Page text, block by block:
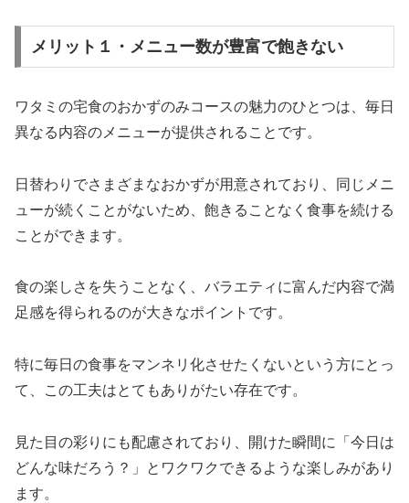
メリット１・メニュー数が豊富で飽きない
ワタミの宅食のおかずのみコースの魅力のひとつは、毎日
異なる内容のメニューが提供されることです。
日替わりでさまざまなおかずが用意されており、同じメニ
ューが続くことがないため、飽きることなく食事を続ける
ことができます。
食の楽しさを失うことなく、バラエティに富んだ内容で満
足感を得られるのが大きなポイントです。
特に毎日の食事をマンネリ化させたくないという方にとっ
て、この工夫はとてもありがたい存在です。
見た目の彩りにも配慮されており、開けた瞬間に「今日は
どんな味だろう？」とワクワクできるような楽しみがあり
ます。